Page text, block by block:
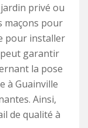
privé ou
maçons pour
pour installer
peut garantir
la pose
à Guainville
Ainsi,
de qualité à